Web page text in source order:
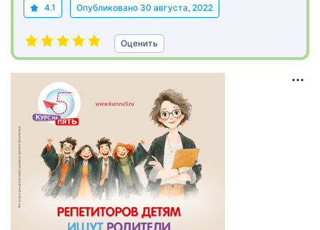
4.1 Опубликовано 30 августа, 2022
Оценить